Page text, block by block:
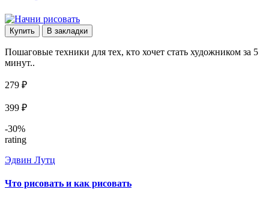
Купить В закладки
Пошаговые техники для тех, кто хочет стать художником за 5
минут..
279 ₽
399 ₽
-30%
rating
Эдвин Лутц
Что рисовать и как рисовать